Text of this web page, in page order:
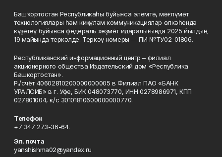
Башҡортостан Республикаһы буйынса элемтә, мәғлүмәт
технологиялары һәм киңкүләм коммуникациялар өлкәһендә
күҙәтеү буйынса федераль хеҙмәт идаралығында 2025 йылдың
19 майында теркәлде. Теркәү номеры — ПИ №ТУ02-01806.
Республиканский информационный центр – филиал
акционерного общества Издательский дом «Республика
Башкортостан».
Р./счёт 40602810200000000005 в Филиал ПАО «БАНК
УРАЛСИБ» в г. Уфе, БИК 048073770, ИНН 0278986971, КПП
027801004, к/с 30101810600000000770.
Телефон
+7 347 273-36-64.
Эл. почта
yanshishma02@yandex.ru